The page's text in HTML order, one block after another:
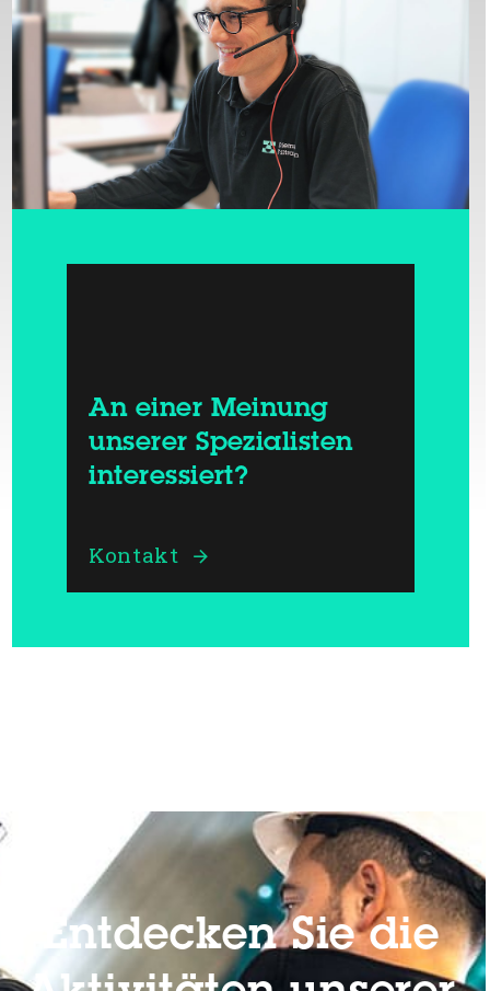
An einer Meinung
unserer Spezialisten
interessiert?
Kontakt
Entdecken Sie die